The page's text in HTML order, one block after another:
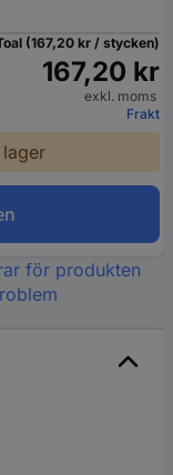
(167,20 kr / stycken)
167,20 kr
exkl. moms
Frakt
för produkten